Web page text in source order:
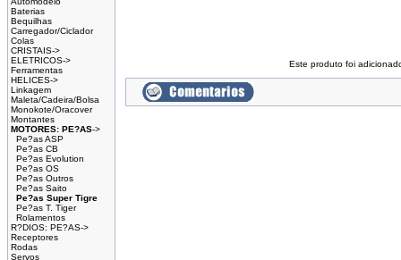
Baterias
Bequilhas
Carregador/Ciclador
Colas
CRISTAIS->
ELETRICOS->
Ferramentas
HELICES->
Linkagem
Maleta/Cadeira/Bolsa
Monokote/Oracover
Montantes
MOTORES: PE?AS->
Pe?as ASP
Pe?as CB
Pe?as Evolution
Pe?as OS
Pe?as Outros
Pe?as Saito
Pe?as Super Tigre
Pe?as T. Tiger
Rolamentos
R?DIOS: PE?AS->
Receptores
Rodas
Servos
Este produto foi